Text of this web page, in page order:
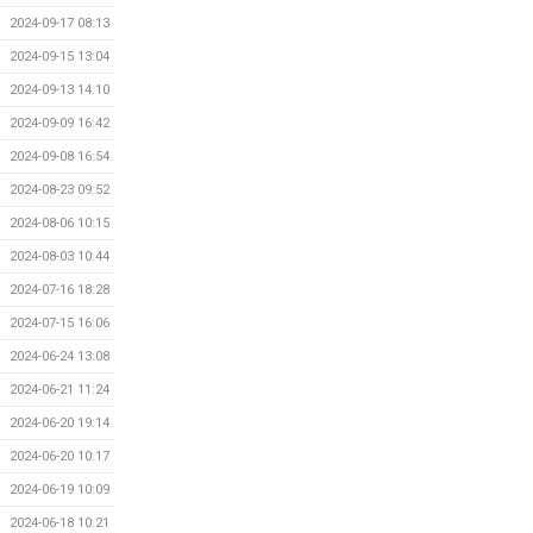
2024-09-17 08:13
2024-09-15 13:04
2024-09-13 14:10
2024-09-09 16:42
2024-09-08 16:54
2024-08-23 09:52
2024-08-06 10:15
2024-08-03 10:44
2024-07-16 18:28
2024-07-15 16:06
2024-06-24 13:08
2024-06-21 11:24
2024-06-20 19:14
2024-06-20 10:17
2024-06-19 10:09
2024-06-18 10:21